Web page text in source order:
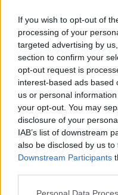
If you wish to opt-out of
processing of your
targeted advertising by
section to confirm your
opt-out request is
interest-based ads based
us or personal
your opt-out. You may
disclosure of your
IAB’s list of downstream
also be disclosed by us
Downstream Participants
Gravina e Cabrini